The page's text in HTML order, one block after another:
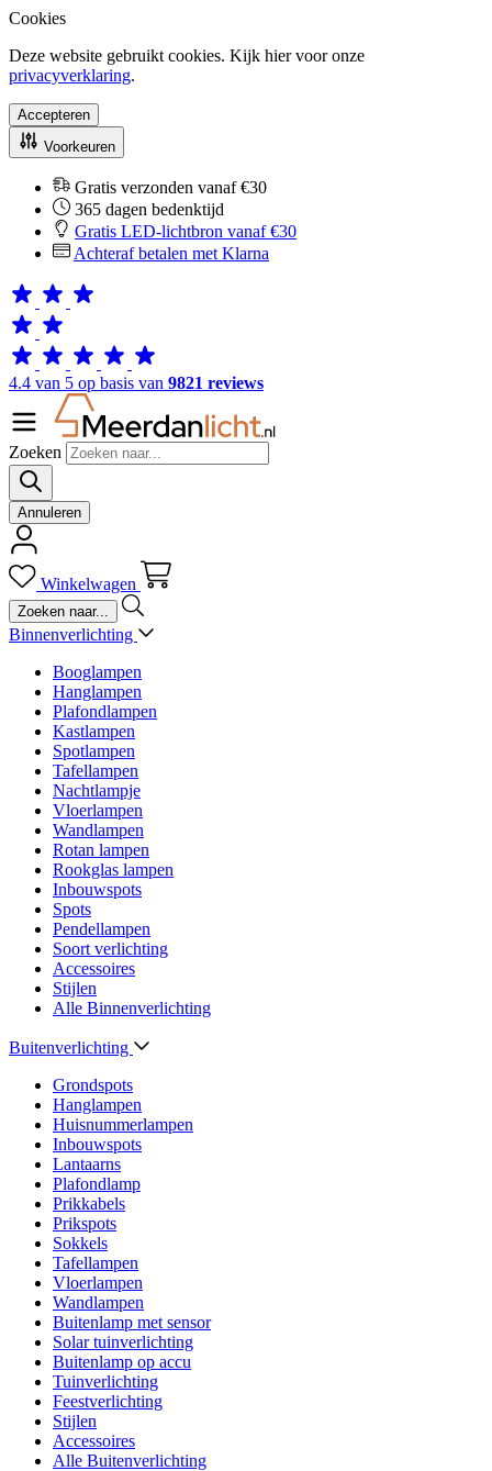
Cookies
Deze website gebruikt cookies. Kijk hier voor onze
privacyverklaring.
Accepteren
Voorkeuren
Gratis verzonden vanaf €30
365 dagen bedenktijd
Gratis LED-lichtbron vanaf €30
Achteraf betalen met Klarna
4.4 van 5 op basis van 9821 reviews
Zoeken
Annuleren
Winkelwagen
Binnenverlichting
Booglampen
Hanglampen
Plafondlampen
Kastlampen
Spotlampen
Tafellampen
Nachtlampje
Vloerlampen
Wandlampen
Rotan lampen
Rookglas lampen
Inbouwspots
Spots
Pendellampen
Soort verlichting
Accessoires
Stijlen
Alle Binnenverlichting
Buitenverlichting
Grondspots
Hanglampen
Huisnummerlampen
Inbouwspots
Lantaarns
Plafondlamp
Prikkabels
Prikspots
Sokkels
Tafellampen
Vloerlampen
Wandlampen
Buitenlamp met sensor
Solar tuinverlichting
Buitenlamp op accu
Tuinverlichting
Feestverlichting
Stijlen
Accessoires
Alle Buitenverlichting